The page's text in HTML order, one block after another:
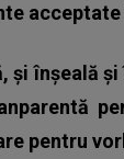
și înșeală
pentru